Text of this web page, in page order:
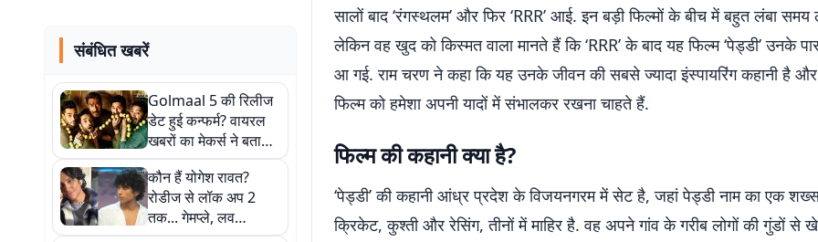
संबंधित खबरें
Golmaal 5 की रिलीज
डेट हुई कन्फर्म? वायरल
खबरों का मेकर्स ने बताया
सच
कौन हैं योगेश रावत?
रोडीज से लॉक अप 2
तक... गेमप्ले, लव
ट्रायंगल और विवादों से यूं
सालों बाद ‘रंगस्थलम’ और फिर ‘RRR’ आई. इन बड़ी फिल्मों के बीच में बहुत लंबा समय
लेकिन वह खुद को किस्मत वाला मानते हैं कि ‘RRR’ के बाद यह फिल्म ‘पेड्डी’ उनके
आ गई. राम चरण ने कहा कि यह उनके जीवन की सबसे ज्यादा इंस्पायरिंग कहानी है
फिल्म को हमेशा अपनी यादों में संभालकर रखना चाहते हैं.
फिल्म की कहानी क्या है?
‘पेड्डी’ की कहानी आंध्र प्रदेश के विजयनगरम में सेट है, जहां पेड्डी नाम का एक
क्रिकेट, कुश्ती और रेसिंग, तीनों में माहिर है. वह अपने गांव के गरीब लोगों की गुंडों